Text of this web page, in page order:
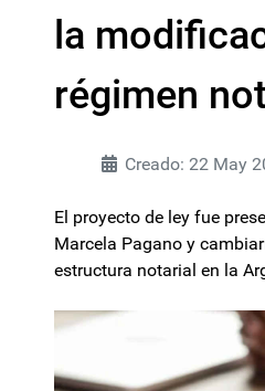
la
régimen
Creado: 22 May
El proyecto de ley fue
Marcela Pagano y
estructura notarial en la